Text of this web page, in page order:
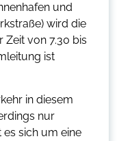
und
wird die
Zeit von 7.30 bis
ist
in diesem
nur
es sich um eine